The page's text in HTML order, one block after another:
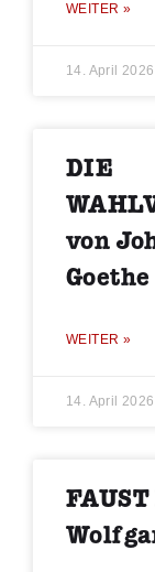
WEITER »
14. April 2026
DIE
von
Goethe
WEITER »
14. April 2026